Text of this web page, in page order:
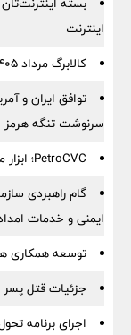
اینترنت
کالابرگ مرداد ۱۴۰۵ واریز شد + جدول زمان و مبلغ کالابرگ
توافق ایران و
سرنوشت تنگه هرمز
PetroCVC؛ ابزار مدیریت ریسک فناوری برای هلدینگ
گام راهبردی
ایمنی و خدمات
توسعه همکاری
جزئیات قتل
اجرای برنامه